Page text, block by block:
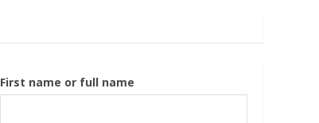
First name or full name